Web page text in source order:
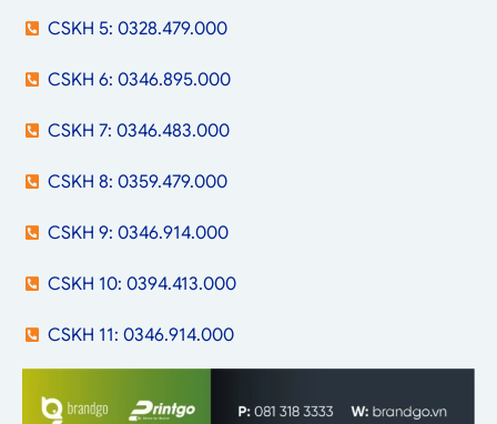
CSKH 5: 0328.479.000
CSKH 6: 0346.895.000
CSKH 7: 0346.483.000
CSKH 8: 0359.479.000
CSKH 9: 0346.914.000
CSKH 10: 0394.413.000
CSKH 11: 0346.914.000